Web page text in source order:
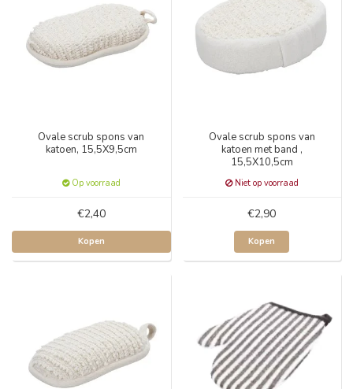
Ovale scrub spons van
katoen, 15,5X9,5cm
Op voorraad
€2,40
Kopen
Ovale scrub spons van
katoen met band ,
15,5X10,5cm
Niet op voorraad
€2,90
Kopen